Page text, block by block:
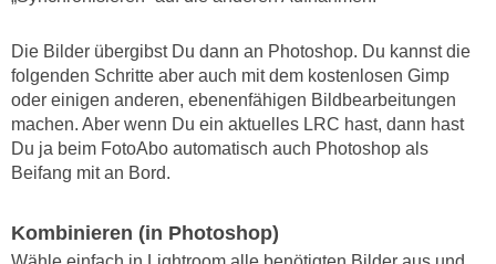
Die Bilder übergibst Du dann an Photoshop. Du kannst die
folgenden Schritte aber auch mit dem kostenlosen Gimp
oder einigen anderen, ebenenfähigen Bildbearbeitungen
machen. Aber wenn Du ein aktuelles LRC hast, dann hast
Du ja beim FotoAbo automatisch auch Photoshop als
Beifang mit an Bord.
Kombinieren (in Photoshop)